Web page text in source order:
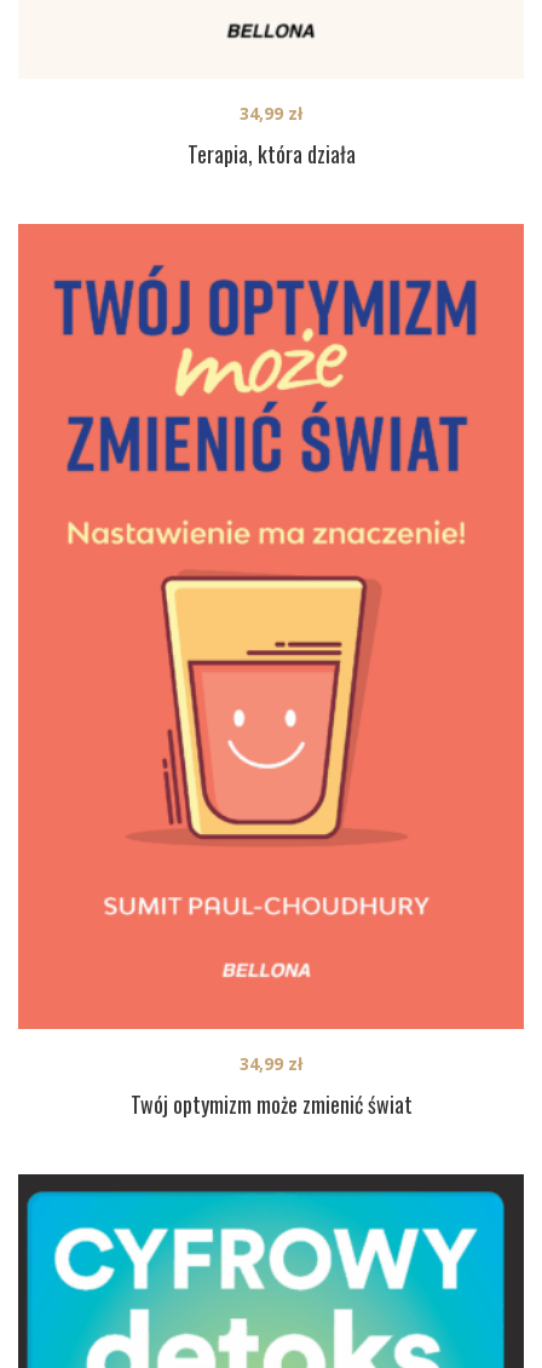
Terapia, która działa
34,99 zł
Twój optymizm może zmienić świat
34,99 zł